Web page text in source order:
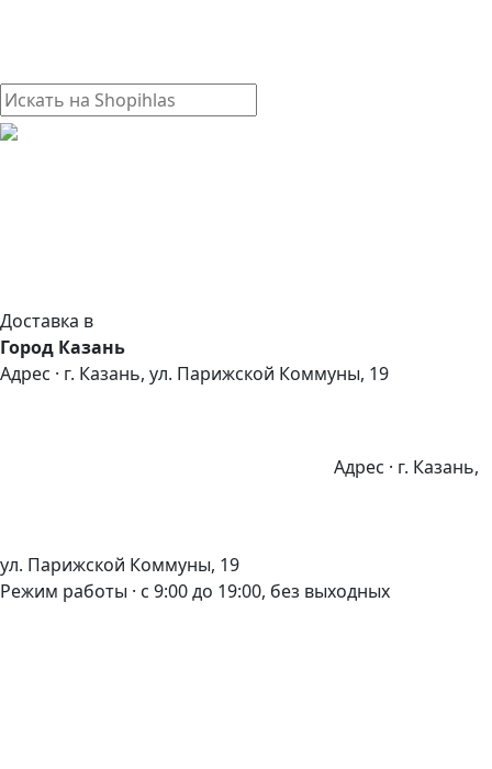
Доставка в
Город Казань
Адрес · г. Казань, ул. Парижской Коммуны, 19
Адрес · г. Казань,
ул. Парижской Коммуны, 19
Режим работы · с 9:00 до 19:00, без выходных